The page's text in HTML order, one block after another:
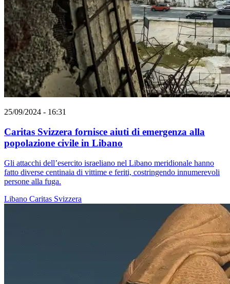
25/09/2024 - 16:31
Caritas Svizzera fornisce aiuti di emergenza alla
popolazione civile in Libano
Gli attacchi dell’esercito israeliano nel Libano meridionale hanno
fatto diverse centinaia di vittime e feriti, costringendo innumerevoli
persone alla fuga.
Libano Caritas Svizzera